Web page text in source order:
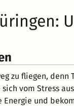
zu fliegen,
vom Stress
und